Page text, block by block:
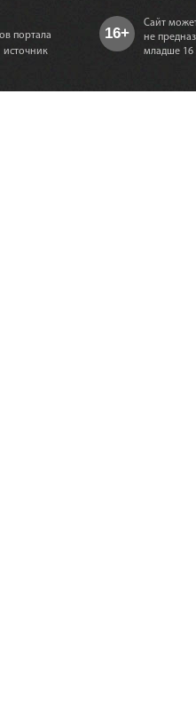
портала
источник
16+
Сайт
не
младше 16